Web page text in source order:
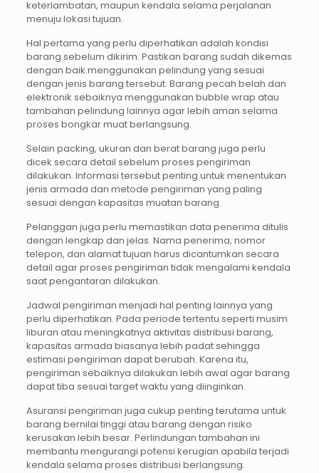
keterlambatan, maupun kendala selama perjalanan
menuju lokasi tujuan.
Hal pertama yang perlu diperhatikan adalah kondisi
barang sebelum dikirim. Pastikan barang sudah dikemas
dengan baik menggunakan pelindung yang sesuai
dengan jenis barang tersebut. Barang pecah belah dan
elektronik sebaiknya menggunakan bubble wrap atau
tambahan pelindung lainnya agar lebih aman selama
proses bongkar muat berlangsung.
Selain packing, ukuran dan berat barang juga perlu
dicek secara detail sebelum proses pengiriman
dilakukan. Informasi tersebut penting untuk menentukan
jenis armada dan metode pengiriman yang paling
sesuai dengan kapasitas muatan barang.
Pelanggan juga perlu memastikan data penerima ditulis
dengan lengkap dan jelas. Nama penerima, nomor
telepon, dan alamat tujuan harus dicantumkan secara
detail agar proses pengiriman tidak mengalami kendala
saat pengantaran dilakukan.
Jadwal pengiriman menjadi hal penting lainnya yang
perlu diperhatikan. Pada periode tertentu seperti musim
liburan atau meningkatnya aktivitas distribusi barang,
kapasitas armada biasanya lebih padat sehingga
estimasi pengiriman dapat berubah. Karena itu,
pengiriman sebaiknya dilakukan lebih awal agar barang
dapat tiba sesuai target waktu yang diinginkan.
Asuransi pengiriman juga cukup penting terutama untuk
barang bernilai tinggi atau barang dengan risiko
kerusakan lebih besar. Perlindungan tambahan ini
membantu mengurangi potensi kerugian apabila terjadi
kendala selama proses distribusi berlangsung.